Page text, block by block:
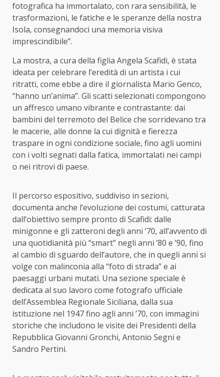
fotografica ha immortalato, con rara sensibilità, le
trasformazioni, le fatiche e le speranze della nostra
Isola, consegnandoci una memoria visiva
imprescindibile”.
La mostra, a cura della figlia Angela Scafidi, è stata
ideata per celebrare l’eredità di un artista i cui
ritratti, come ebbe a dire il giornalista Mario Genco,
“hanno un’anima”. Gli scatti selezionati compongono
un affresco umano vibrante e contrastante: dai
bambini del terremoto del Belice che sorridevano tra
le macerie, alle donne la cui dignità e fierezza
traspare in ogni condizione sociale, fino agli uomini
con i volti segnati dalla fatica, immortalati nei campi
o nei ritrovi di paese.
Il percorso espositivo, suddiviso in sezioni,
documenta anche l’evoluzione dei costumi, catturata
dall’obiettivo sempre pronto di Scafidi: dalle
minigonne e gli zatteroni degli anni ’70, all’avvento di
una quotidianità più “smart” negli anni ’80 e ’90, fino
al cambio di sguardo dell’autore, che in quegli anni si
volge con malinconia alla “foto di strada” e ai
paesaggi urbani mutati. Una sezione speciale è
dedicata al suo lavoro come fotografo ufficiale
dell’Assemblea Regionale Siciliana, dalla sua
istituzione nel 1947 fino agli anni ’70, con immagini
storiche che includono le visite dei Presidenti della
Repubblica Giovanni Gronchi, Antonio Segni e
Sandro Pertini.